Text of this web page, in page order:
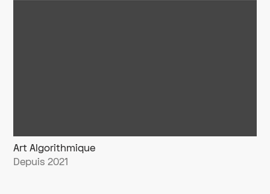
Art Algorithmique
Depuis 2021